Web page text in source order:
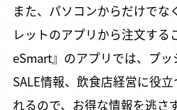
また、パソコンからだけでな
レットのアプリから注文する
eSmart』のアプリでは、プ
SALE情報、飲食店経営に役
れるので、お得な情報を逃さ